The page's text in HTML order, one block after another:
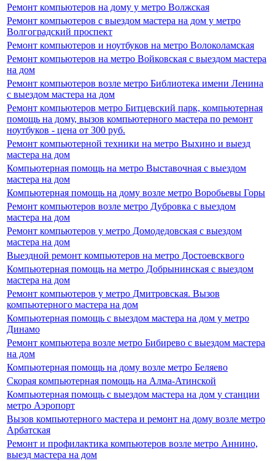
Ремонт компьютеров на дому у метро Волжская
Ремонт компьютеров с выездом мастера на дом у метро
Волгоградский проспект
Ремонт компьютеров и ноутбуков на метро Волоколамская
Ремонт компьютеров на метро Войковская с выездом мастера
на дом
Ремонт компьютеров возле метро Библиотека имени Ленина
с выездом мастера на дом
Ремонт компьютеров метро Битцевский парк, компьютерная
помощь на дому, вызов компьютерного мастера по ремонт
ноутбуков - цена от 300 руб.
Ремонт компьютерной техники на метро Выхино и выезд
мастера на дом
Компьютерная помощь на метро Выставочная с выездом
мастера на дом
Компьютерная помощь на дому возле метро Воробьевы Горы
Ремонт компьютеров возле метро Дубровка с выездом
мастера на дом
Ремонт компьютеров у метро Домодедовская с выездом
мастера на дом
Выездной ремонт компьютеров на метро Достоевсквого
Компьютерная помощь на метро Добрынинская с выездом
мастера на дом
Ремонт компьютеров у метро Дмитровская. Вызов
компьютерного мастера на дом
Компьютерная помощь с выездом мастера на дом у метро
Динамо
Ремонт компьютера возле метро Бибирево с выездом мастера
на дом
Компьютерная помощь на дому возле метро Беляево
Скорая компьютерная помощь на Алма-Атинской
Компьютерная помощь с выездом мастера на дом у станции
метро Аэропорт
Вызов компьютерного мастера и ремонт на дому возле метро
Арбатская
Ремонт и профилактика компьютеров возле метро Аннино,
выезд мастера на дом